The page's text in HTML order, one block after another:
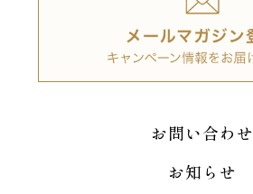
お問い合わせ
お知らせ